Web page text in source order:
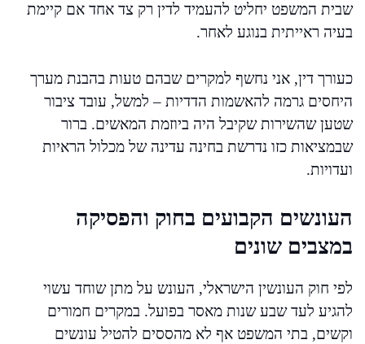
שבית המשפט יחליט להעמיד לדין רק צד אחד אם קיימת
בעיה ראייתית בנוגע לאחר.
כעורך דין, אני נחשף למקרים שבהם טעות בהבנת מערך
היחסים גרמה להאשמות הדדיות – למשל, עובד ציבור
שטען שהשירות שקיבל היה ביוזמת המאשים. ברור
שבמציאות כזו נדרשת בחינה עדינה של מכלול הראיות
ועדויות.
העונשים הקבועים בחוק והפסיקה
במצבים שונים
לפי חוק העונשין הישראלי, העונש על מתן שוחד עשוי
להגיע לעד שבע שנות מאסר בפועל. במקרים חמורים
וקשים, בתי המשפט אף לא מהססים להטיל עונשים